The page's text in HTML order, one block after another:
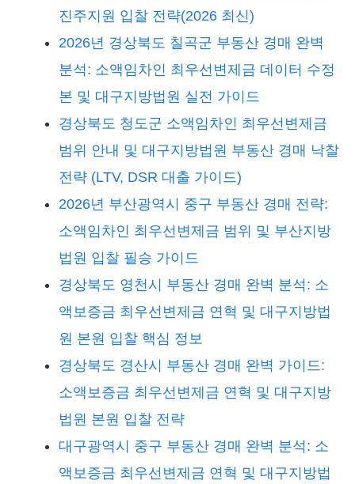
진주지원 입찰 전략(2026 최신)
2026년 경상북도 칠곡군 부동산 경매 완벽
분석: 소액임차인 최우선변제금 데이터 수정
본 및 대구지방법원 실전 가이드
경상북도 청도군 소액임차인 최우선변제금
범위 안내 및 대구지방법원 부동산 경매 낙찰
전략 (LTV, DSR 대출 가이드)
2026년 부산광역시 중구 부동산 경매 전략:
소액임차인 최우선변제금 범위 및 부산지방
법원 입찰 필승 가이드
경상북도 영천시 부동산 경매 완벽 분석: 소
액보증금 최우선변제금 연혁 및 대구지방법
원 본원 입찰 핵심 정보
경상북도 경산시 부동산 경매 완벽 가이드:
소액보증금 최우선변제금 연혁 및 대구지방
법원 본원 입찰 전략
대구광역시 중구 부동산 경매 완벽 분석: 소
액보증금 최우선변제금 연혁 및 대구지방법